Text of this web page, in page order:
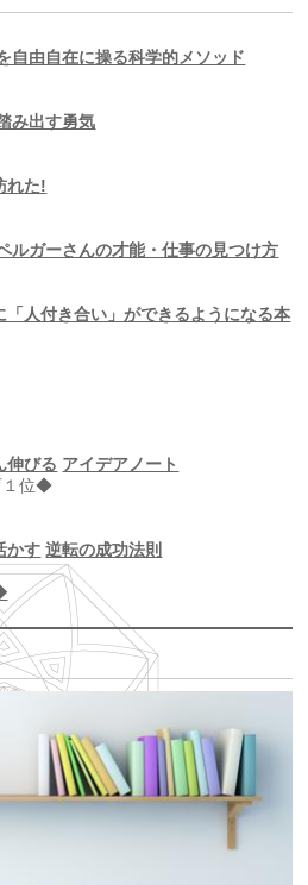
自由自在に操る科学的メソッド
み出す勇気
れた!
ルガーさんの才能・仕事の見つけ方
人付き合い」ができるようになる本
伸びる アイデアノート
１位◆
かす 逆転の成功法則